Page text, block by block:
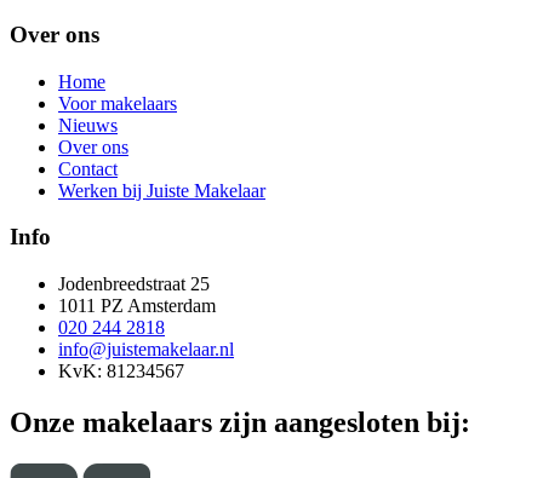
Over ons
Home
Voor makelaars
Nieuws
Over ons
Contact
Werken bij Juiste Makelaar
Info
Jodenbreedstraat 25
1011 PZ Amsterdam
020 244 2818
info@juistemakelaar.nl
KvK: 81234567
Onze makelaars zijn aangesloten bij: